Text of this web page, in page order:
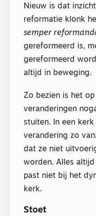
Nieuw is dat
reformatie klonk
semper
gereformeerd is,
gereformeerd
altijd in beweging.
Zo bezien is het
veranderingen
stuiten. In een
verandering zo
dat ze niet
worden. Alles
past niet bij het
kerk.
Stoet